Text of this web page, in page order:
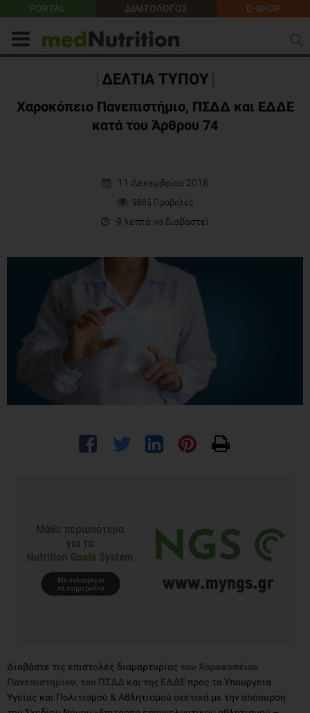
PORTAL ΔΙΑΙΤΟΛΟΓΟΣ E-SHOP
ΔΕΛΤΙΑ ΤΥΠΟΥ
Χαροκόπειο Πανεπιστήμιο, ΠΣΔΔ και ΕΔΔΕ
κατά του Άρθρου 74
11 Δεκεμβρίου 2018
9885 Προβολές
9 λεπτά να διαβαστεί
Διαβάστε τις επιστολές διαμαρτυρίας του Χαροκοπείου
Πανεπιστημίου, του ΠΣΔΔ και της ΕΔΔΕ προς τα Υπουργεία
Υγείας και Πολιτισμού & Αθλητισμού σχετικά με την απόσυρση